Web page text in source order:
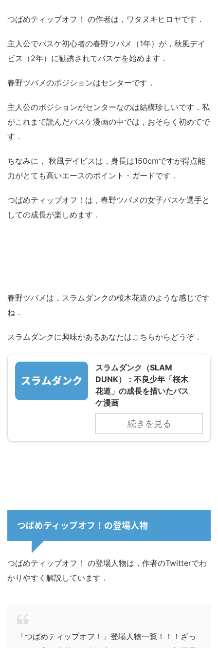
つばめティップオフ！ の作者は，ワタヌキヒロヤです．
主人公でバスケ初心者の春野ツバメ（1年）が，秋風デイ
ビス（2年）に勧誘されてバスケを始めます．
春野ツバメのポジションはセンターです．
主人公のポジションがセンターなのは結構珍しいです．私
がこれまで読んだバスケ漫画の中では，おそらく初めてで
す．
ちなみに， 秋風デイビスは，身長は150cmですが得点能
力がとても高いエースのポイント・ガードです．
つばめティップオフ！は，春野ツバメの女子バスケ選手と
しての成長が楽しめます．
春野ツバメは，スラムダンクの桜木花道のような感じです
ね．
スラムダンクに興味があるあなたはこちらからどうぞ．
スラムダンク（SLAM
DUNK）：不良少年「桜木
花道」の成長を描いたバス
ケ漫画
続きを見る
つばめティップオフ！の登場人物
つばめティップオフ！ の登場人物は，作者のTwitterでわ
かりやすく解説しています．
「つばめティップオフ！」登場人物一覧！！！ざっ